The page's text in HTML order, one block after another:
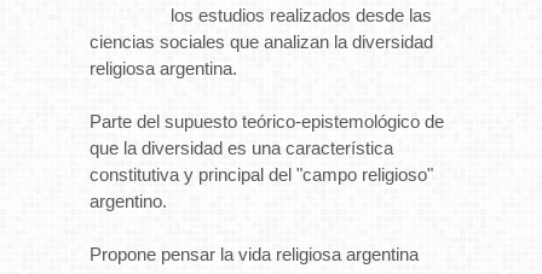
los estudios realizados desde las
ciencias sociales que analizan la diversidad
religiosa argentina.
Parte del supuesto teórico-epistemológico de
que la diversidad es una característica
constitutiva y principal del "campo religioso"
argentino.
Propone pensar la vida religiosa argentina